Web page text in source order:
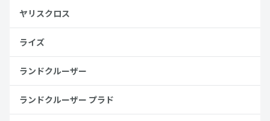
ヤリスクロス
ライズ
ランドクルーザー
ランドクルーザー プラド